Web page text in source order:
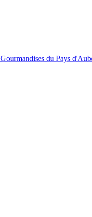
Gourmandises du Pays